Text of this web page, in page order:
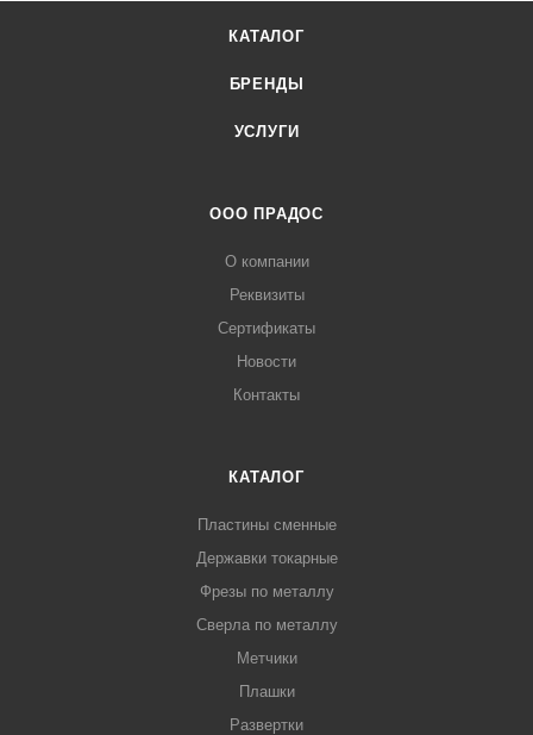
КАТАЛОГ
БРЕНДЫ
УСЛУГИ
ООО ПРАДОС
О компании
Реквизиты
Сертификаты
Новости
Контакты
КАТАЛОГ
Пластины сменные
Державки токарные
Фрезы по металлу
Сверла по металлу
Метчики
Плашки
Развертки